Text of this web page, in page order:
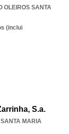
OLEIROS SANTA
(inclui
S.a.
SANTA MARIA